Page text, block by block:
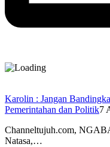
Karolin : Jangan
Pemerintahan dan Politik7
Channeltujuh.com,
Natasa,…